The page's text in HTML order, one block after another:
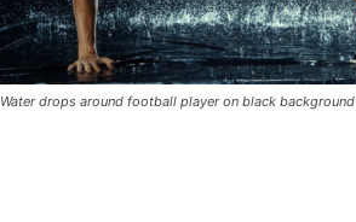
Water drops around football player on black background